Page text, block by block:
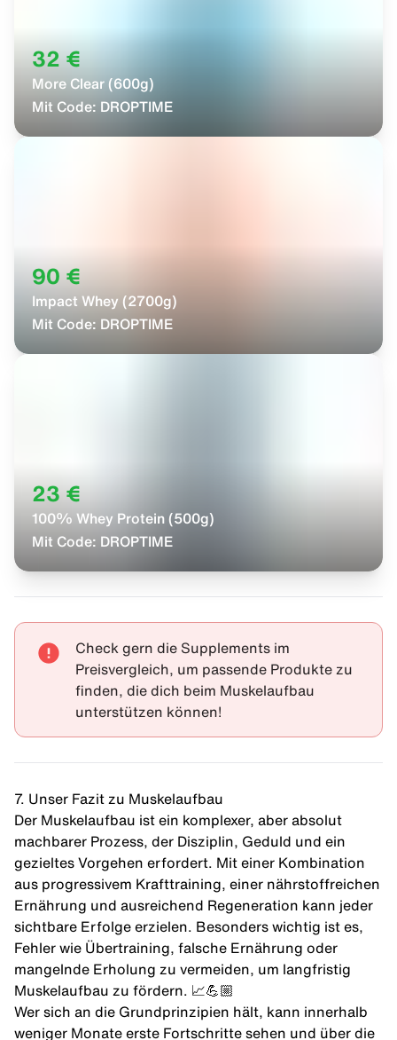
32 €
More Clear (600g)
Mit Code: DROPTIME
90 €
Impact Whey (2700g)
Mit Code: DROPTIME
23 €
100% Whey Protein (500g)
Mit Code: DROPTIME
Check gern die Supplements im
Preisvergleich , um passende Produkte zu
finden, die dich beim Muskelaufbau
unterstützen können!
7. Unser Fazit zu Muskelaufbau
Der Muskelaufbau ist ein komplexer, aber absolut
machbarer Prozess, der Disziplin, Geduld und ein
gezieltes Vorgehen erfordert. Mit einer Kombination
aus progressivem Krafttraining, einer nährstoffreichen
Ernährung und ausreichend Regeneration kann jeder
sichtbare Erfolge erzielen. Besonders wichtig ist es,
Fehler wie Übertraining, falsche Ernährung oder
mangelnde Erholung zu vermeiden, um langfristig
Muskelaufbau zu fördern. 📈💪🏼
Wer sich an die Grundprinzipien hält, kann innerhalb
weniger Monate erste Fortschritte sehen und über die